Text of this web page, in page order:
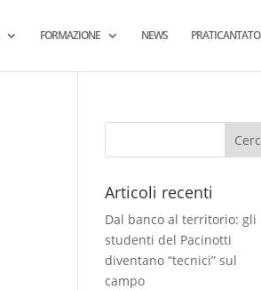
FORMAZIONE NEWS PRATICANTATO
Articoli recenti
Dal banco al territorio: gli
studenti del Pacinotti
diventano “tecnici” sul
campo